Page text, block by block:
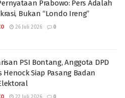
Prabowo: Pers Adalah
Bukan “Londo Ireng”
26 Juli 2026 0
PSI Bontang, Anggota DPD
Henock Siap Pasang Badan